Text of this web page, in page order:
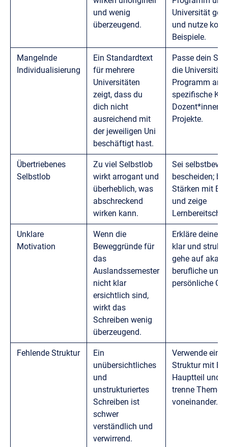
und wenig
überzeugend.
Universität
und nutze
Beispiele.
Mangelnde
Individualisierung
Ein Standardtext
für mehrere
Universitäten
zeigt, dass du
dich nicht
ausreichend mit
der jeweiligen Uni
beschäftigt hast.
Passe dein
die Universität
Programm an,
spezifische
Dozent*innen
Projekte.
Übertriebenes
Selbstlob
Zu viel Selbstlob
wirkt arrogant und
überheblich, was
abschreckend
wirken kann.
Sei
bescheiden;
Stärken mit
und zeige
Unklare
Motivation
Wenn die
Beweggründe für
das
Auslandssemester
nicht klar
ersichtlich sind,
wirkt das
Schreiben wenig
überzeugend.
Erkläre deine
klar und
gehe auf
berufliche und
persönliche
Fehlende Struktur
Ein
unübersichtliches
und
unstrukturiertes
Schreiben ist
schwer
verständlich und
verwirrend.
Verwende eine
Struktur mit
Hauptteil und
trenne Themen
voneinander.